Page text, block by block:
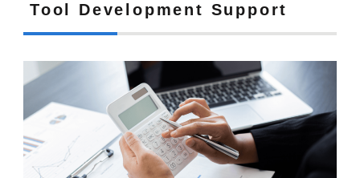
Tool Development Support